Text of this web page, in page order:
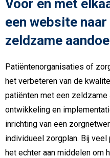
Voor en met
een website
zeldzame
Patiëntenorganisaties of
het verbeteren van de
patiënten met een zeldzame
ontwikkeling en
inrichting van een
individueel zorgplan. Bij
het echter aan middelen om